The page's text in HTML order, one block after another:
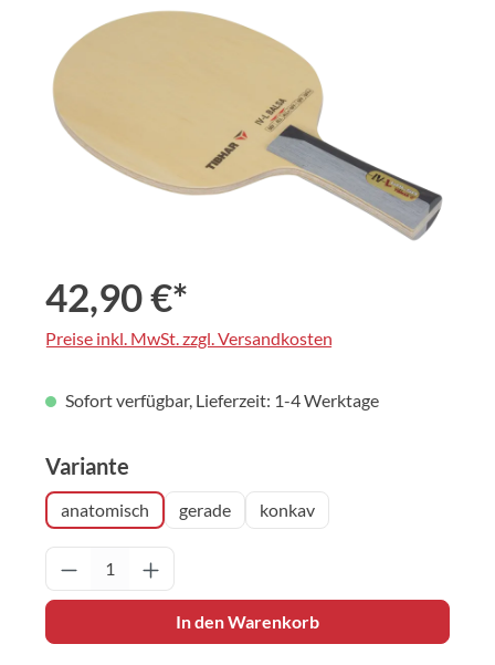
Bildergalerie überspringen
42,90 €*
Preise inkl. MwSt. zzgl. Versandkosten
Sofort verfügbar, Lieferzeit: 1-4 Werktage
Variante
anatomisch gerade konkav
Produkt Anzahl: Gib den gewünschten
In den Warenkorb